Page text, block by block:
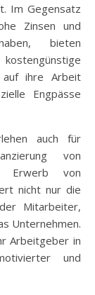
Im Gegensatz
Zinsen und
bieten
auf ihre Arbeit
Engpässe
auch für
von
Erwerb von
nicht nur die
Mitarbeiter,
Unternehmen.
Arbeitgeber in
und